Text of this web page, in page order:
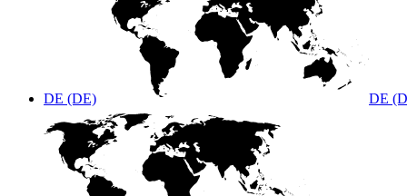
DE (DE) DE